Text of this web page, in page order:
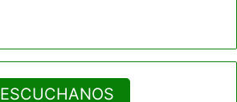
ESCUCHANOS